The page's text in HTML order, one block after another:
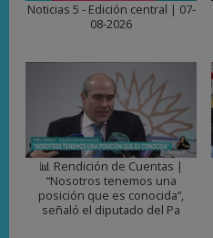
Noticias 5 - Edición central | 07-
08-2026
📊 Rendición de Cuentas |
“Nosotros tenemos una
posición que es conocida”,
señaló el diputado del Pa